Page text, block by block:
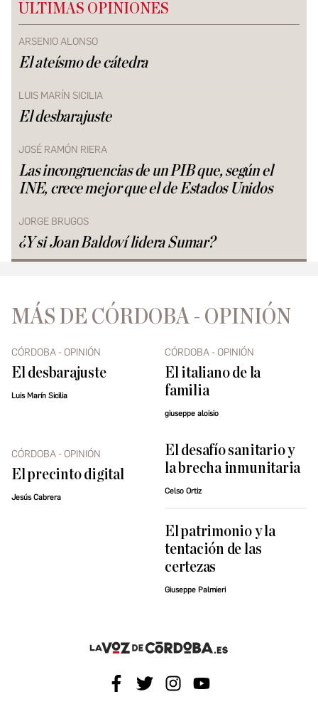
ÚLTIMAS OPINIONES
ARSENIO ALONSO
El ateísmo de cátedra
LUIS MARÍN SICILIA
El desbarajuste
JOSÉ RAMÓN RIERA
Las incongruencias de un PIB que, según el
INE, crece mejor que el de Estados Unidos
JORGE BRUGOS
¿Y si Joan Baldoví lidera Sumar?
MÁS DE CÓRDOBA - OPINIÓN
CÓRDOBA - OPINIÓN
El desbarajuste
Luis Marín Sicilia
CÓRDOBA - OPINIÓN
El italiano de la
familia
giuseppe aloisio
CÓRDOBA - OPINIÓN
El precinto digital
Jesús Cabrera
El desafío sanitario y
la brecha inmunitaria
Celso Ortiz
El patrimonio y la
tentación de las
certezas
Giuseppe Palmieri